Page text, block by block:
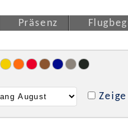
Präsenz